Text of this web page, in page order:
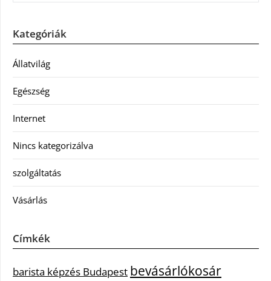
Kategóriák
Állatvilág
Egészség
Internet
Nincs kategorizálva
szolgáltatás
Vásárlás
Címkék
barista képzés Budapest bevásárlókosár